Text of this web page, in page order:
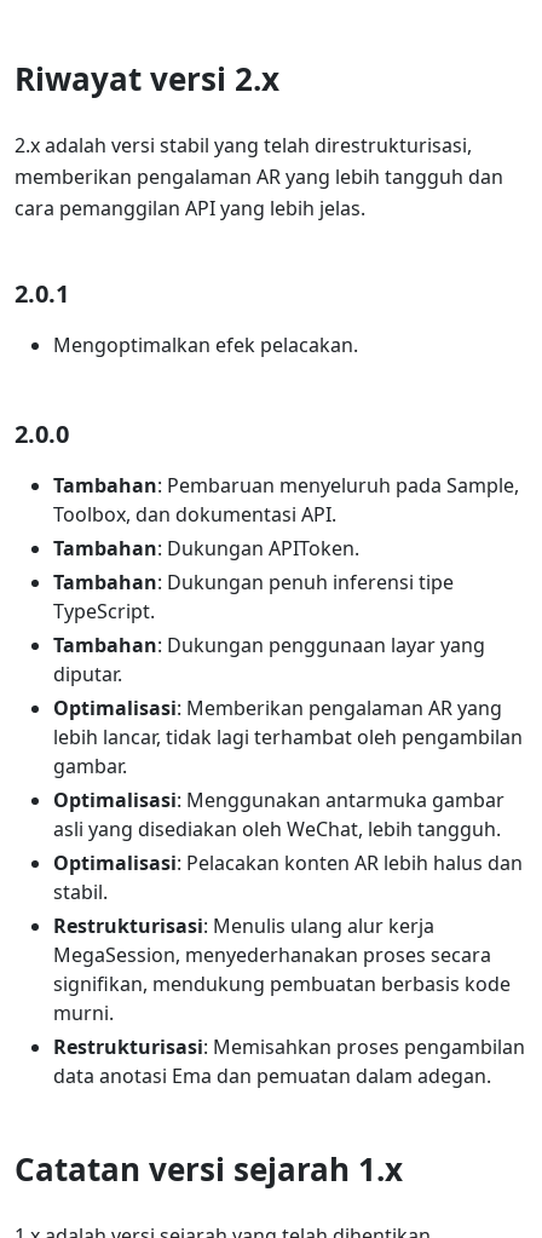
Riwayat versi 2.x
2.x adalah versi stabil yang telah direstrukturisasi,
memberikan pengalaman AR yang lebih tangguh dan
cara pemanggilan API yang lebih jelas.
2.0.1
Mengoptimalkan efek pelacakan.
2.0.0
Tambahan: Pembaruan menyeluruh pada Sample,
Toolbox, dan dokumentasi API.
Tambahan: Dukungan APIToken.
Tambahan: Dukungan penuh inferensi tipe
TypeScript.
Tambahan: Dukungan penggunaan layar yang
diputar.
Optimalisasi: Memberikan pengalaman AR yang
lebih lancar, tidak lagi terhambat oleh pengambilan
gambar.
Optimalisasi: Menggunakan antarmuka gambar
asli yang disediakan oleh WeChat, lebih tangguh.
Optimalisasi: Pelacakan konten AR lebih halus dan
stabil.
Restrukturisasi: Menulis ulang alur kerja
MegaSession, menyederhanakan proses secara
signifikan, mendukung pembuatan berbasis kode
murni.
Restrukturisasi: Memisahkan proses pengambilan
data anotasi Ema dan pemuatan dalam adegan.
Catatan versi sejarah 1.x